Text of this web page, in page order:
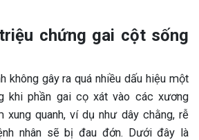
chứng gai cột sống
không gây ra quá nhiều dấu hiệu một
khi phần gai cọ xát vào các xương
xung quanh, ví dụ như dây chằng, rễ
nhân sẽ bị đau đớn. Dưới đây là